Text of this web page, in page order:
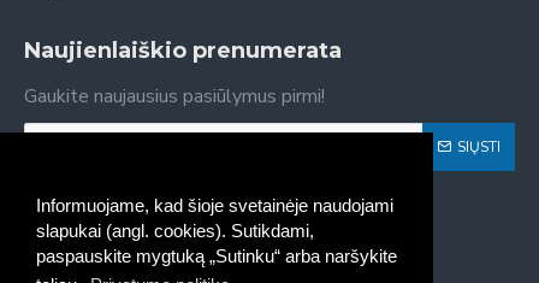
Informuojame, kad šioje svetainėje naudojami
slapukai (angl. cookies). Sutikdami,
paspauskite mygtuką „Sutinku“ arba naršykite
Naujienlaiškio prenumerata
Gaukite naujausius pasiūlymus pirmi!
SIŲSTI
Susipažinau ir sutinku su Privatumo politika